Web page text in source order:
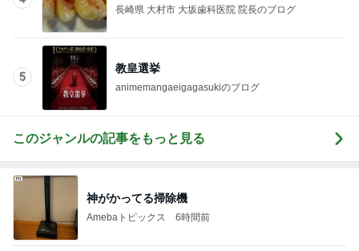
長崎県 大村市 大坂歯科医院 院長のブログ
5
教皇選挙
animemangaeigagasukiのブログ
このジャンルの記事をもっと見る
神がかってる掃除機
Amebaトピックス 6時間前